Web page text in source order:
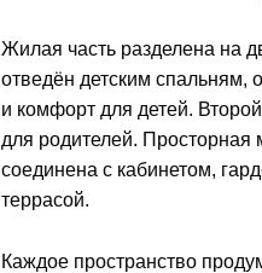
Жилая часть разделена на
отведён детским спальням,
и комфорт для детей.
для родителей. Просторная
соединена с кабинетом,
террасой.
Каждое пространство